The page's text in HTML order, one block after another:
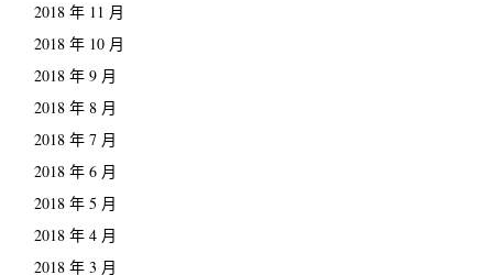
2018 年 11 月
2018 年 10 月
2018 年 9 月
2018 年 8 月
2018 年 7 月
2018 年 6 月
2018 年 5 月
2018 年 4 月
2018 年 3 月